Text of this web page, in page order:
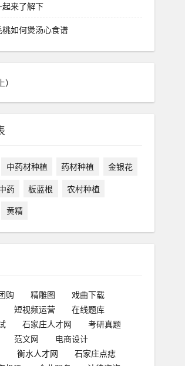
起来了解下
桃如何煲汤心食谱
中药材种植 药材种植
金银花
药 板蓝根
农村种植
黄精
购 精雕图
戏曲下载
短视频运营
在线题库
石家庄人才网
考研真题
范文网
电商设计
衡水人才网
石家庄点痣